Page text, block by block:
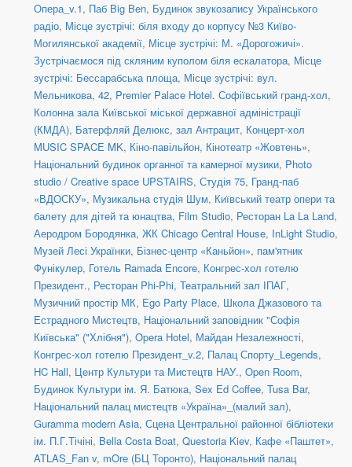
Опера_v.1, Паб Big Ben, Будинок звукозапису Українського
радіо, Місце зустрічі: біля входу до корпусу №3 Київо-
Могилянської академії, Місце зустрічі: М. «Дорогожичі».
Зустрічаємося під скляним куполом біля ескалатора, Місце
зустрічі: Бессарабська площа, Місце зустрічі: вул.
Мельникова, 42, Premier Palace Hotel. Софіївський гранд-хол,
Колонна зала Київської міської державної адміністрації
(КМДА), Батерфляй Делюкс, зал Антрацит, Концерт-хол
MUSIC SPACE MK, Кіно-павільйон, Кінотеатр «Жовтень»,
Національний будинок органної та камерної музики, Photo
studio / Creative space UPSTAIRS, Студія 75, Гранд-паб
«ВДОСКУ», Музикальна студія Шум, Київський театр опери та
балету для дітей та юнацтва, Film Studio, Ресторан La La Land,
Аеродром Бородянка, ЖК Chicago Central House, InLight Studio,
Музей Лесі Українки, Бізнес-центр «Каньйон», пам'ятник
Фунікулер, Готель Ramada Encore, Конгрес-хол готелю
Президент., Ресторан Phi-Phi, Театральний зал ІПАГ,
Музичний простір МК, Ego Party Place, Школа Джазового та
Естрадного Мистецтв, Національний заповідник "Софія
Київська" ("Хлібня"), Opera Hotel, Майдан Незалежності,
Конгрес-хол готелю Президент_v.2, Палац Спорту_Legends,
HC Hall, Центр Культури та Мистецтв НАУ., Open Room,
Будинок Культури ім. Я. Батюка, Sex Ed Coffee, Tusa Bar,
Національний палац мистецтв «Україна»_(малий зал),
Guramma modern Asia, Сцена Центральної районної бібліотеки
ім. П.Г.Тічіні, Bella Costa Boat, Questoria Kiev, Кафе «Паштет»,
ATLAS_Fan v, mOre (БЦ Торонто), Національний палац